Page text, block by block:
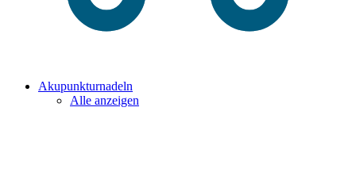
Akupunkturnadeln
Alle anzeigen